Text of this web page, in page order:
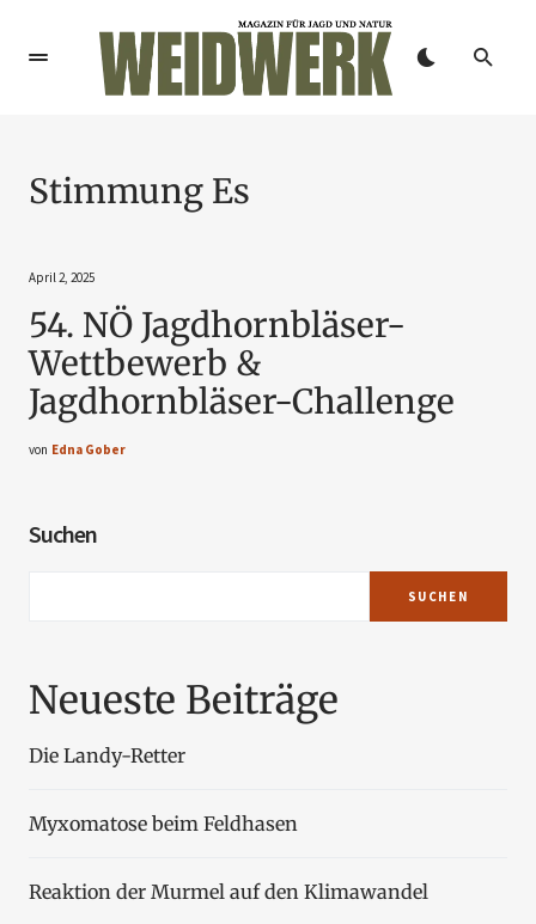
Stimmung Es
April 2, 2025
54. NÖ Jagdhornbläser-
Wettbewerb &
Jagdhornbläser-Challenge
von Edna Gober
Suchen
SUCHEN
Neueste Beiträge
Die Landy-Retter
Myxomatose beim Feldhasen
Reaktion der Murmel auf den Klimawandel